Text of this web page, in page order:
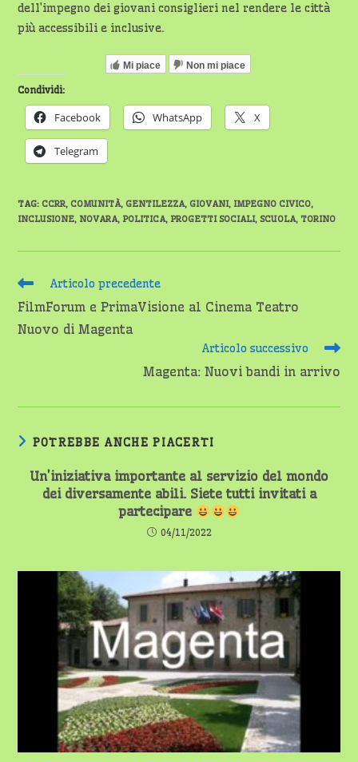
dell’impegno dei giovani consiglieri nel rendere le città
più accessibili e inclusive.
Mi piace Non mi piace
Condividi:
Facebook WhatsApp X
Telegram
TAG: CCRR, COMUNITÀ, GENTILEZZA, GIOVANI, IMPEGNO CIVICO,
INCLUSIONE, NOVARA, POLITICA, PROGETTI SOCIALI, SCUOLA, TORINO
Leggi
articoli
Articolo precedente
FilmForum e PrimaVisione al Cinema Teatro
Nuovo di Magenta
Articolo successivo
Magenta: Nuovi bandi in arrivo
POTREBBE ANCHE PIACERTI
Un’iniziativa importante al servizio del mondo
dei diversamente abili. Siete tutti invitati a
partecipare
04/11/2022